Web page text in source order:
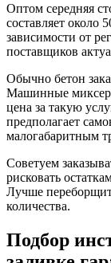
Оптом середняя
составляет около
зависимости от
поставщиков
Обычно бетон
Машинные
цена за такую
предполагает
малогабаритным
Советуем
рисковать
Лучше
количества.
Подбор